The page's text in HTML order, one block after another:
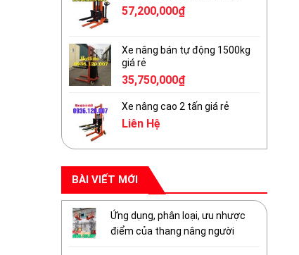
57,200,000₫
Xe nâng bán tự động 1500kg
giá rẻ
35,750,000₫
Xe nâng cao 2 tấn giá rẻ
Liên Hệ
BÀI VIẾT MỚI
Ứng dụng, phân loại, ưu nhược
điểm của thang nâng người